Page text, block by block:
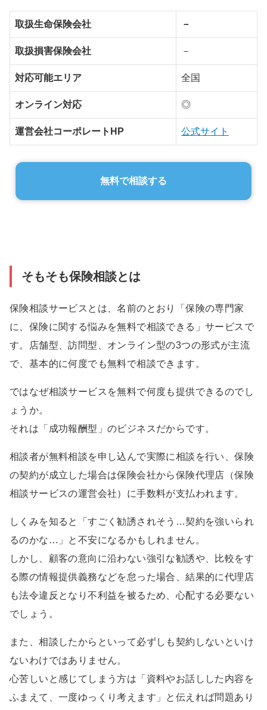
取扱生命保険会社 －
取扱損害保険会社 －
対応可能エリア 全国
オンライン対応 ◎
運営会社コーポレートHP 公式サイト
無料で相談する
そもそも保険相談とは
保険相談サービスとは、名前のとおり「保険の専門家
に、保険に関する悩みを無料で相談できる」サービスで
す。店舗型、訪問型、オンライン型の3つの形式が主流
で、基本的に何度でも無料で相談できます。
ではなぜ相談サービスを無料で何度も提供できるのでし
ょうか。
それは「成功報酬型」のビジネスだからです。
相談者が無料相談を申し込んで実際に相談を行い、保険
の契約が成立した場合は保険会社から保険代理店（保険
相談サービスの運営会社）に手数料が支払われます。
しくみを知ると「すごく勧誘されそう…契約を強いられ
るのかな…」と不安になるかもしれません。
しかし、顧客の意向に沿わない強引な勧誘や、比較をす
る際の情報提供義務などを怠った場合、結果的に代理店
も法令違反となり不利益を被るため、心配する必要ない
でしょう。
また、相談したからといって必ずしも契約しないといけ
ないわけではありません。
心苦しいと感じてしまう方は「資料やお話しした内容を
ふまえて、一度ゆっくり考えます」と伝えれば問題あり